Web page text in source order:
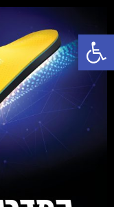
פתח סרגל